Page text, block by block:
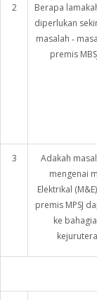
2
Berapa
diperlukan
masalah ‑
premis
3
Adakah
mengenai
Elektrikal
premis MPSJ
ke